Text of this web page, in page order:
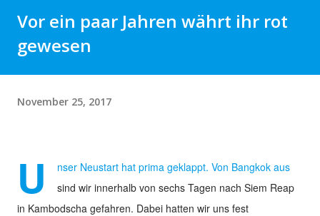
Vor ein paar Jahren währt ihr rot
gewesen
November 25, 2017
U
nser Neustart hat prima geklappt. Von Bangkok aus
sind wir innerhalb von sechs Tagen nach Siem Reap
in Kambodscha gefahren. Dabei hatten wir uns fest